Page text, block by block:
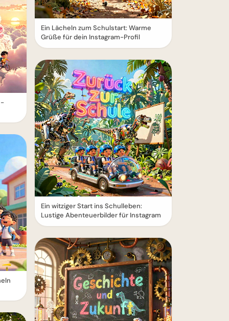
Ein Lächeln zum Schulstart: Warme
Grüße für dein Instagram-Profil
Ein witziger Start ins Schulleben:
Lustige Abenteuerbilder für Instagram